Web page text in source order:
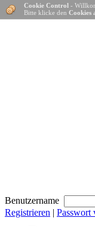
Benutzername
Registrieren | Passwort
Cookie Control -
Bitte klicke den Cookies